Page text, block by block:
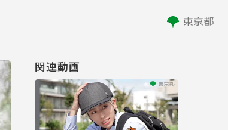
関連動画